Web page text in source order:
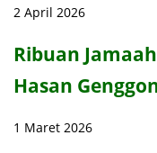
2 April 2026
Ribuan
Hasan
1 Maret 2026